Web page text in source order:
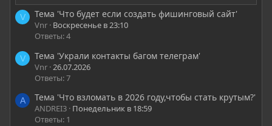
V Тема 'Что будет если создать фишинговый сайт'
Vnr Воскресенье в 23:10
Ответы: 4
V Тема 'Украли контакты багом телеграм'
Vnr 26.07.2026
Ответы: 7
A Тема 'Что взломать в 2026 году,чтобы стать крутым?'
ANDREI3 Понедельник в 18:59
Ответы: 1